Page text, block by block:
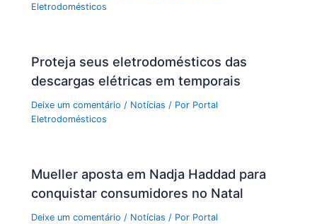
Eletrodomésticos
Proteja seus eletrodomésticos das
descargas elétricas em temporais
Deixe um comentário / Notícias / Por Portal
Eletrodomésticos
Mueller aposta em Nadja Haddad para
conquistar consumidores no Natal
Deixe um comentário / Notícias / Por Portal